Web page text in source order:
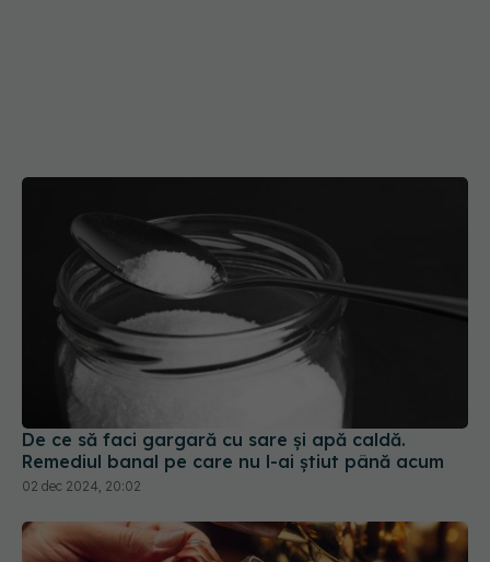
De ce să faci gargară cu sare și apă caldă.
Remediul banal pe care nu l-ai știut până acum